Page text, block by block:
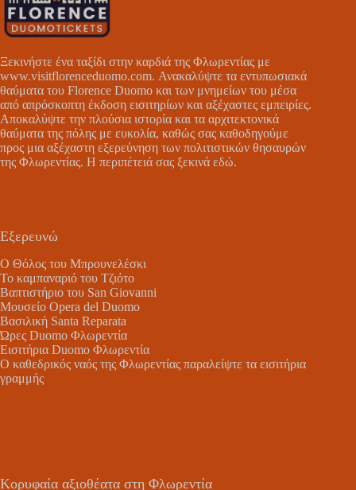
Ξεκινήστε ένα ταξίδι στην καρδιά της Φλωρεντίας με
www.visitflorenceduomo.com. Ανακαλύψτε τα εντυπωσιακά
θαύματα του Florence Duomo και των μνημείων του μέσα
από απρόσκοπτη έκδοση εισιτηρίων και αξέχαστες εμπειρίες.
Αποκαλύψτε την πλούσια ιστορία και τα αρχιτεκτονικά
θαύματα της πόλης με ευκολία, καθώς σας καθοδηγούμε
προς μια αξέχαστη εξερεύνηση των πολιτιστικών θησαυρών
της Φλωρεντίας. Η περιπέτειά σας ξεκινά εδώ.
Εξερευνώ
Ο Θόλος του Μπρουνελέσκι
Το καμπαναριό του Τζιότο
Βαπτιστήριο του San Giovanni
Μουσείο Opera del Duomo
Βασιλική Santa Reparata
Ώρες Duomo Φλωρεντία
Εισιτήρια Duomo Φλωρεντία
Ο καθεδρικός ναός της Φλωρεντίας παραλείψτε τα εισιτήρια
γραμμής
Κορυφαία αξιοθέατα στη Φλωρεντία